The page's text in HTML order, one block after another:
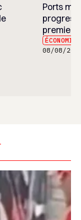
Ports
premier
08/08/